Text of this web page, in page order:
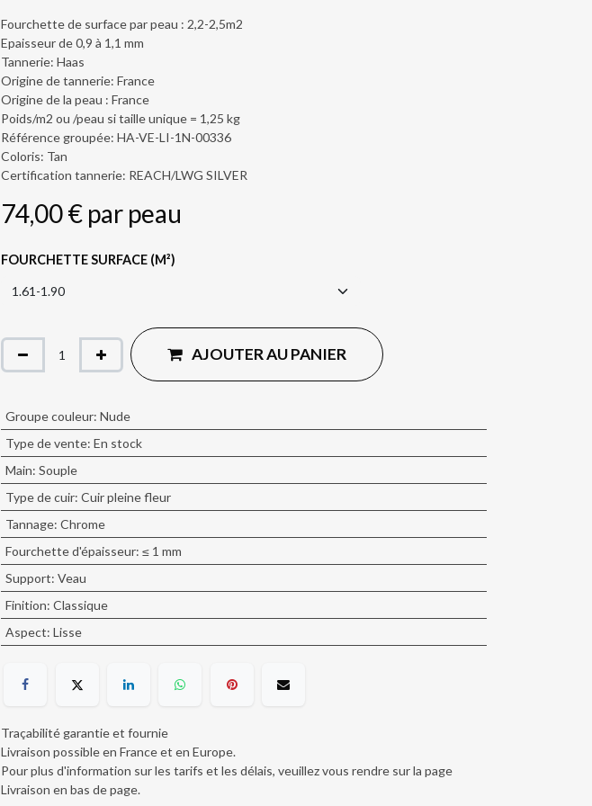
Fourchette de surface par peau : 2,2-2,5m2
Epaisseur de 0,9 à 1,1 mm
Tannerie: Haas
Origine de tannerie: France
Origine de la peau : France
Poids/m2 ou /peau si taille unique = 1,25 kg
Référence groupée: HA-VE-LI-1N-00336
Coloris: Tan
Certification tannerie: REACH/LWG SILVER
74,00€ par peau
FOURCHETTE SURFACE (M²)
AJOUTER AU PANIER
Groupe couleur: Nude
Type de vente: En stock
Main: Souple
Type de cuir: Cuir pleine fleur
Tannage: Chrome
Fourchette d'épaisseur: ≤ 1 mm
Support: Veau
Finition: Classique
Aspect: Lisse
Traçabilité garantie et fournie
Livraison possible en France et en Europe.
Pour plus d'information sur les tarifs et les délais, veuillez vous rendre sur la page
Livraison en bas de page.